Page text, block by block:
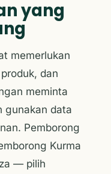
yang
memerlukan
dan
meminta
gunakan data
Pemborong
Kurma
— pilih